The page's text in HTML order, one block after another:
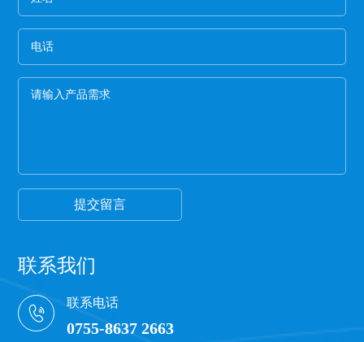
概率非常高,强度差。
膜硬的保护膜一般都比较次，而且由于膜厚，实际
米数会减少。好的保护膜所选用的薄膜都比较柔
联系我们
联系电话
0755-8637 2663
提交留言